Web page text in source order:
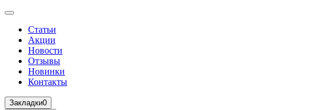
Статьи
Акции
Новости
Отзывы
Новинки
Контакты
Закладки0